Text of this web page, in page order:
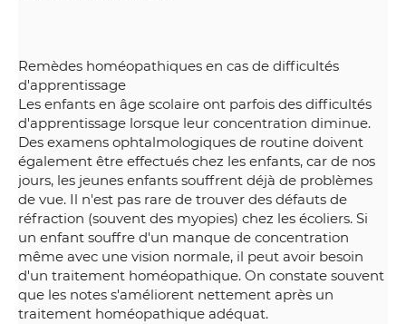
Remèdes homéopathiques en cas de difficultés
d'apprentissage
Les enfants en âge scolaire ont parfois des difficultés
d'apprentissage lorsque leur concentration diminue.
Des examens ophtalmologiques de routine doivent
également être effectués chez les enfants, car de nos
jours, les jeunes enfants souffrent déjà de problèmes
de vue. Il n'est pas rare de trouver des défauts de
réfraction (souvent des myopies) chez les écoliers. Si
un enfant souffre d'un manque de concentration
même avec une vision normale, il peut avoir besoin
d'un traitement homéopathique. On constate souvent
que les notes s'améliorent nettement après un
traitement homéopathique adéquat.